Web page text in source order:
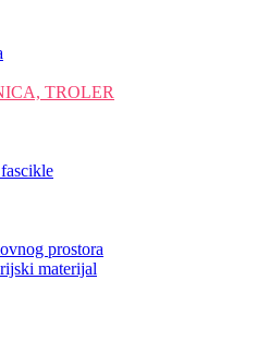
TROLER
prostora
materijal